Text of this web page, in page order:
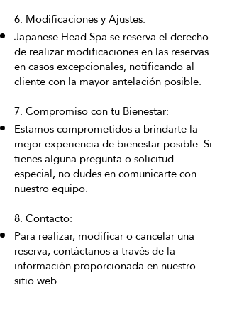
6. Modificaciones y Ajustes:
Japanese Head Spa se reserva el derecho
de realizar modificaciones en las reservas
en casos excepcionales, notificando al
cliente con la mayor antelación posible.
7. Compromiso con tu Bienestar:
Estamos comprometidos a brindarte la
mejor experiencia de bienestar posible. Si
tienes alguna pregunta o solicitud
especial, no dudes en comunicarte con
nuestro equipo.
8. Contacto:
Para realizar, modificar o cancelar una
reserva, contáctanos a través de la
información proporcionada en nuestro
sitio web.